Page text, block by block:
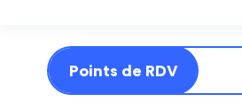
Points de RDV